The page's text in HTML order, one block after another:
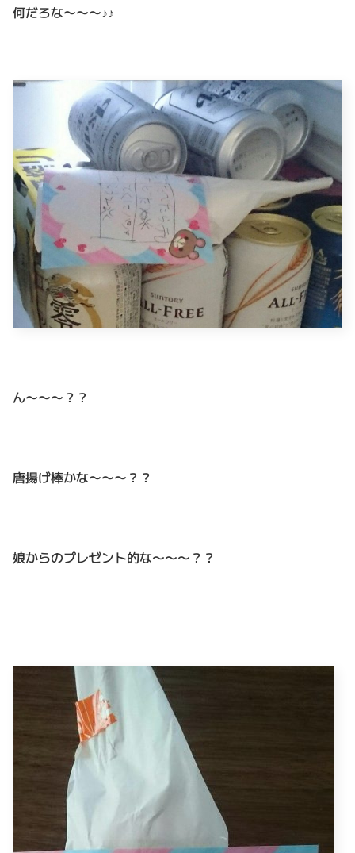
何だろな〜〜〜♪♪
ん〜〜〜？？
唐揚げ棒かな〜〜〜？？
娘からのプレゼント的な〜〜〜？？